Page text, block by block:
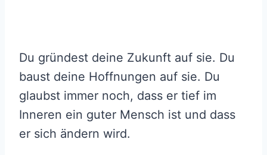
Du gründest deine Zukunft auf sie. Du
baust deine Hoffnungen auf sie. Du
glaubst immer noch, dass er tief im
Inneren ein guter Mensch ist und dass
er sich ändern wird.